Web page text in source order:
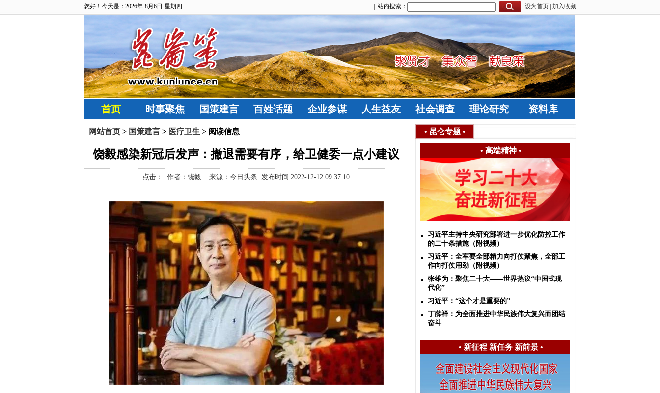
您好！今天是：2026年-8月6日-星期四 设为首页 加入收藏
| 站内搜索：
首页 时事聚焦 国策建言 百姓话题 企业参谋 人生益友 社会调查 理论研究 资料库
网站首页 > 国策建言 > 医疗卫生 > 阅读信息
饶毅感染新冠后发声：撤退需要有序，给卫健委一点小建议
点击： 作者：饶毅 来源：今日头条 发布时间:2022-12-12 09:37:10
• 昆仑专题 •
• 高端精神•
习近平主持中央研究部署进一步优化防控工作
的二十条措施（附视频）
习近平：全军要全部精力向打仗聚焦，全部工
作向打仗用劲（附视频）
张维为：聚焦二十大——世界热议“中国式现
代化”
习近平：“这个才是重要的”
丁薛祥：为全面推进中华民族伟大复兴而团结
奋斗
• 新征程 新任务 新前景•